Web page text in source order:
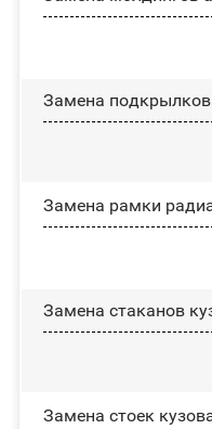
Замена
Замена рамки
Замена стаканов
Замена стоек